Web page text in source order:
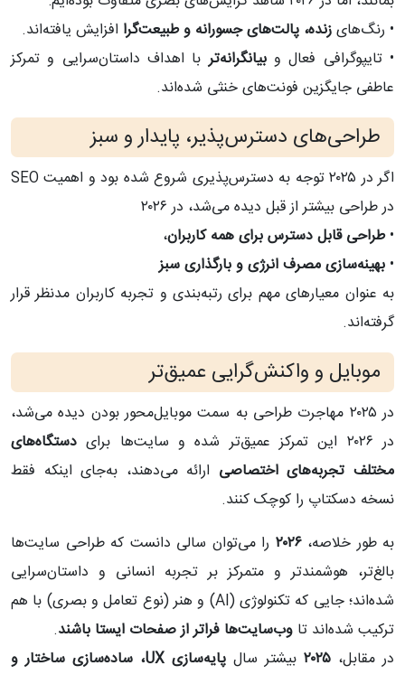
• رنگ‌هایزنده، پالت‌های جسورانه و طبیعت‌گرا افزایش یافته‌اند.
• تایپوگرافی فعال وبیانگرانه‌تربا اهداف داستان‌سرایی و تمرکز
عاطفی جایگزین فونت‌های خنثی شده‌اند.
طراحی‌های دسترس‌پذیر، پایدار و سبز
اگر در ۲۰۲۵ توجه به دسترس‌پذیری شروع شده بود و اهمیت SEO
در طراحی بیشتر از قبل دیده می‌شد، در ۲۰۲۶
•طراحی قابل دسترس برای همه کاربران،
• بهینه‌سازی مصرف انرژی و بارگذاری سبز
به عنوان معیارهای مهم برای رتبه‌بندی و تجربه کاربران مدنظر قرار
گرفته‌اند.
موبایل و واکنش‌گرایی عمیق‌تر
در ۲۰۲۵ مهاجرت طراحی به سمت موبایل‌محور بودن دیده می‌شد،
در ۲۰۲۶ این تمرکز عمیق‌تر شده و سایت‌ها برای
دستگاه‌های
مختلف تجربه‌های اختصاصی ارائه می‌دهند، به‌جای اینکه فقط
نسخه دسکتاپ را کوچک کنند.
به طور خلاصه،۲۰۲۶ را می‌توان سالی دانست که طراحی سایت‌ها
بالغ‌تر، هوشمندتر و متمرکز بر تجربه انسانی و داستان‌سرایی
شده‌اند؛ جایی که تکنولوژی (AI) و هنر (نوع تعامل و بصری) با هم
ترکیب شده‌اند تا وب‌سایت‌ها فراتر از صفحات ایستا باشند.
در مقابل، ۲۰۲۵ بیشتر سال
پایه‌سازی UX، ساده‌سازی ساختار و